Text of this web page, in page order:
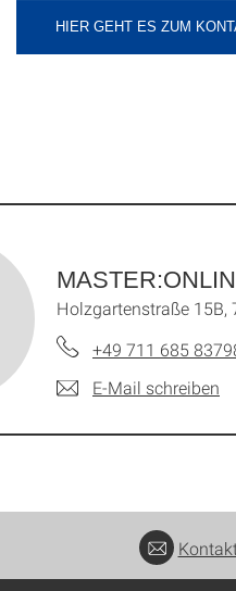
HIER GEHT ES ZUM
Holzgartenstraße
+49 711 685
E-Mail schreiben